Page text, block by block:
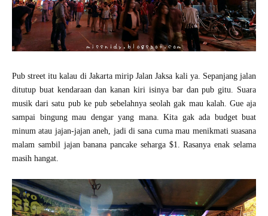
Pub street itu kalau di Jakarta mirip Jalan Jaksa kali ya. Sepanjang jalan
ditutup buat kendaraan dan kanan kiri isinya bar dan pub gitu. Suara
musik dari satu pub ke pub sebelahnya seolah gak mau kalah. Gue aja
sampai bingung mau dengar yang mana. Kita gak ada budget buat
minum atau jajan-jajan aneh, jadi di sana cuma mau menikmati suasana
malam sambil jajan banana pancake seharga $1. Rasanya enak selama
masih hangat.